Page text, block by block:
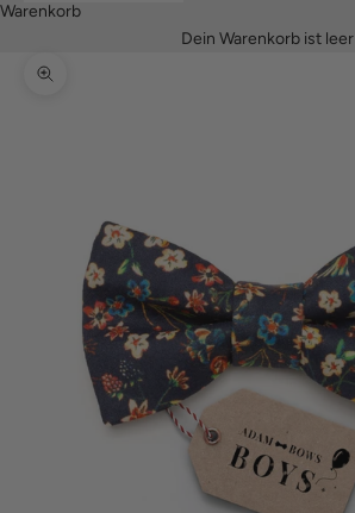
Warenkorb
Dein Warenkorb ist leer
Bild vergrößern